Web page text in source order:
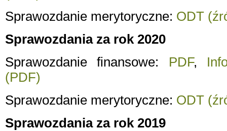
Sprawozdanie merytoryczne: ODT
Sprawozdania za rok 2020
Sprawozdanie finansowe: PDF,
(PDF)
Sprawozdanie merytoryczne: ODT
Sprawozdania za rok 2019